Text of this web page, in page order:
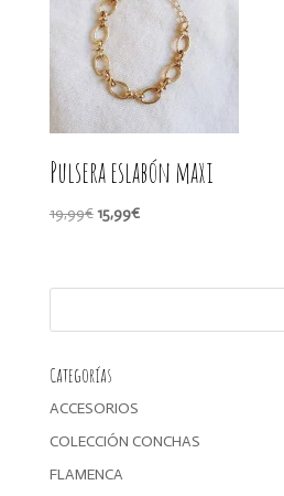
Pulsera eslabón maxi
19,99€El
era:
15,99€El
es:
Categorías
ACCESORIOS
COLECCIÓN CONCHAS
FLAMENCA